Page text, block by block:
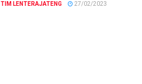
TIM LENTERAJATENG 27/02/2023